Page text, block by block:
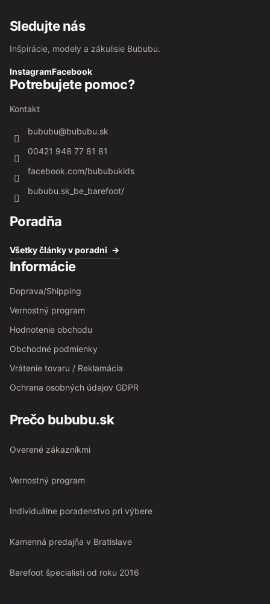
Sledujte nás
Inšpirácie, modely a zákulisie Bububu.
InstagramFacebook
Potrebujete pomoc?
Kontakt
bububu@bububu.sk
00421 948 77 81 81
facebook.com/bububukids
bububu.sk_be_barefoot/
Poradňa
Všetky články v poradni
Informácie
Doprava/Shipping
Vernostný program
Hodnotenie obchodu
Obchodné podmienky
Vrátenie tovaru / Reklamácia
Ochrana osobných údajov GDPR
Prečo bububu.sk
Overené zákazníkmi
Vernostný program
Individuálne poradenstvo pri výbere
Kamenná predajňa v Bratislave
Barefoot špecialisti od roku 2016